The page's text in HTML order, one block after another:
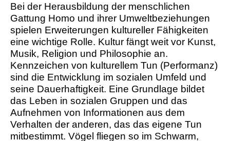
Bei der Herausbildung der menschlichen
Gattung Homo und ihrer Umweltbeziehungen
spielen Erweiterungen kultureller Fähigkeiten
eine wichtige Rolle. Kultur fängt weit vor Kunst,
Musik, Religion und Philosophie an.
Kennzeichen von kulturellem Tun (Performanz)
sind die Entwicklung im sozialen Umfeld und
seine Dauerhaftigkeit. Eine Grundlage bildet
das Leben in sozialen Gruppen und das
Aufnehmen von Informationen aus dem
Verhalten der anderen, das das eigene Tun
mitbestimmt. Vögel fliegen so im Schwarm,